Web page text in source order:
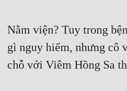
Phong Thủy - Tâm Linh
Phương Tây
Phản Phái
Nằm viện? Tuy trong
gì nguy hiểm, nhưng cô
chỗ với Viêm Hồng Sa